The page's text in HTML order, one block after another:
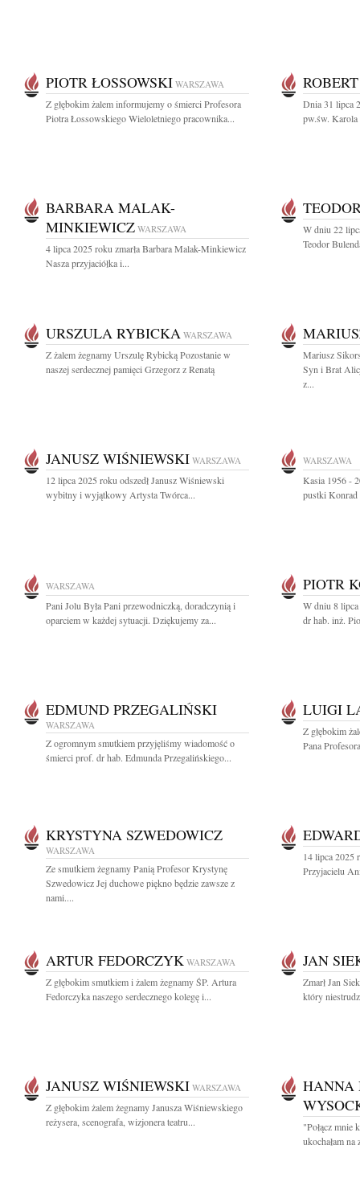
PIOTR ŁOSSOWSKI WARSZAWA
Z głębokim żalem informujemy o śmierci Profesora
Piotra Łossowskiego Wieloletniego pracownika...
Dnia 31 lipca
pw.św. Karola
BARBARA MALAK-
MINKIEWICZ WARSZAWA
4 lipca 2025 roku zmarła Barbara Malak-Minkiewicz
Nasza przyjaciółka i...
W dniu 22
Teodor
URSZULA RYBICKA WARSZAWA
Z żalem żegnamy Urszulę Rybicką Pozostanie w
naszej serdecznej pamięci Grzegorz z Renatą
Mariusz
Syn i Brat
z...
JANUSZ WIŚNIEWSKI WARSZAWA
12 lipca 2025 roku odszedł Janusz Wiśniewski
wybitny i wyjątkowy Artysta Twórca...
WARSZAWA
Kasia 1956 -
pustki Konrad
WARSZAWA
Pani Jolu Była Pani przewodniczką, doradczynią i
oparciem w każdej sytuacji. Dziękujemy za...
PIOTR
W dniu 8
dr hab. inż.
EDMUND PRZEGALIŃSKI
WARSZAWA
Z ogromnym smutkiem przyjęliśmy wiadomość o
śmierci prof. dr hab. Edmunda Przegalińskiego...
LUIGI
Z głębokim
Pana
KRYSTYNA SZWEDOWICZ
WARSZAWA
Ze smutkiem żegnamy Panią Profesor Krystynę
Szwedowicz Jej duchowe piękno będzie zawsze z
nami....
14 lipca 2025
Przyjacielu
ARTUR FEDORCZYK WARSZAWA
Z głębokim smutkiem i żalem żegnamy ŚP. Artura
Fedorczyka naszego serdecznego kolegę i...
JAN
Zmarł Jan
który
JANUSZ WIŚNIEWSKI WARSZAWA
Z głębokim żalem żegnamy Janusza Wiśniewskiego
reżysera, scenografa, wizjonera teatru...
HANNA
"Połącz mnie
ukochałam